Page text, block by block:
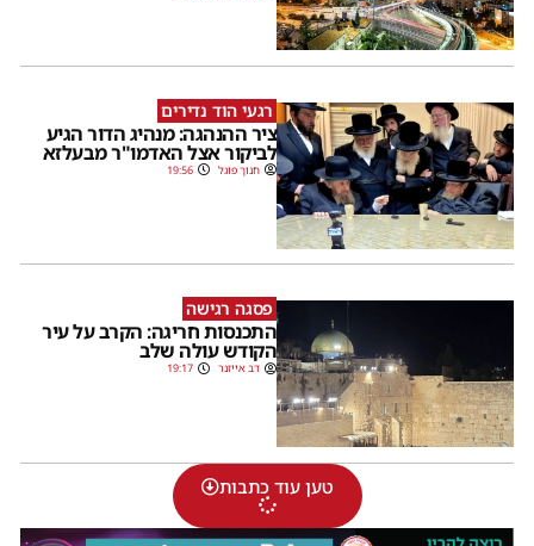
רגעי הוד נדירים
ציר ההנהגה: מנהיג הדור הגיע
לביקור אצל האדמו"ר מבעלזא
חנוך פוגל 19:56
פסגה רגישה
התכנסות חריגה: הקרב על עיר
הקודש עולה שלב
דב אייזנר 19:17
טען עוד כתבות